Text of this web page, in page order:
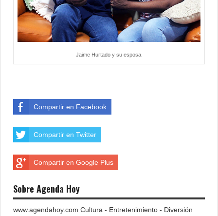
Jaime Hurtado y su esposa.
Compartir en Facebook
Compartir en Twitter
Compartir en Google Plus
Sobre Agenda Hoy
www.agendahoy.com Cultura - Entretenimiento - Diversión